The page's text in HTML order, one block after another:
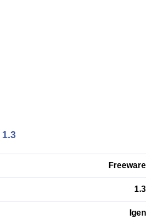
1.3
Freeware
1.3
Igen